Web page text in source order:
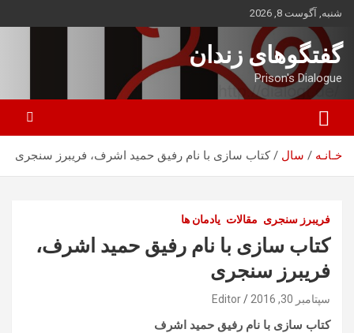
بروید
شنبه, آگوست 8, 2026
گفتگوهای زندان
Prison's Dialogue
خـانـه سال کتاب سازی با نام رفیق حمید اشرف، فریبرز سنجری
فریبرز سنجری مقالات یادمان ها
کتاب سازی با نام رفیق حمید اشرف،
فریبرز سنجری
سپتامبر 30, 2016 Editor
کتاب سازی با نام رفیق حمید اشرف